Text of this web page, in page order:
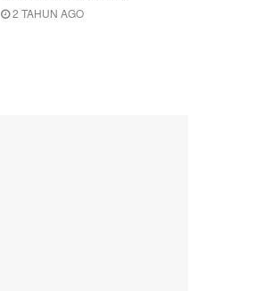
2 TAHUN AGO